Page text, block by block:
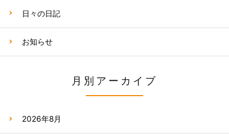
日々の日記
お知らせ
月別アーカイブ
2026年8月